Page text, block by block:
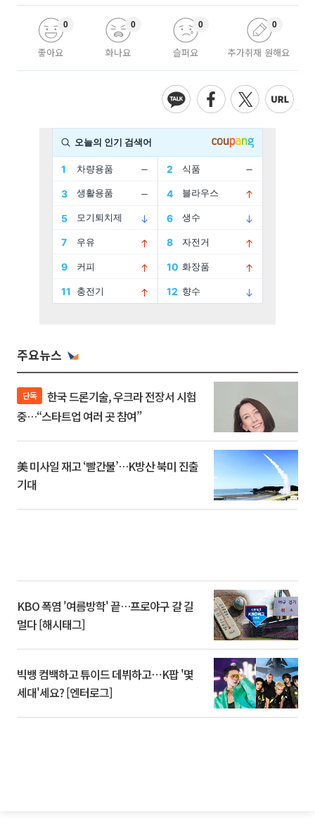
좋아요
0
화나요
0
슬퍼요
0
추가취재 원해요
0
주요뉴스
단독
중…“스타트업 여러 곳 참여”
美 미사일 재고 ‘빨간불’…K방산 북미 진출
기대
KBO 폭염 '여름방학' 끝…프로야구 갈 길
멀다 [해시태그]
빅뱅 컴백하고 튜이드 데뷔하고⋯K팝 '몇
세대'세요? [엔터로그]